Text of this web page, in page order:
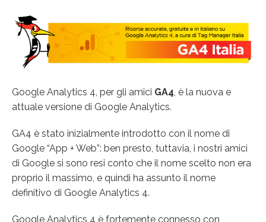
Google Analytics 4, per gli amici GA4, è la nuova e
attuale versione di Google Analytics.
GA4 è stato inizialmente introdotto con il nome di
Google “App + Web”: ben presto, tuttavia, i nostri amici
di Google si sono resi conto che il nome scelto non era
proprio il massimo, e quindi ha assunto il nome
definitivo di Google Analytics 4.
Google Analytics 4 è fortemente connesso con